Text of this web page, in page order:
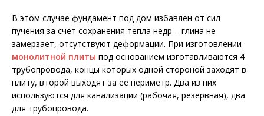
В этом случае фундамент под дом избавлен от сил
пучения за счет сохранения тепла недр – глина не
замерзает, отсутствуют деформации. При изготовлении
монолитной плиты под основанием изготавливаются 4
трубопровода, концы которых одной стороной заходят в
плиту, второй выходят за ее периметр. Два из них
используются для канализации (рабочая, резервная), два
для трубопровода.